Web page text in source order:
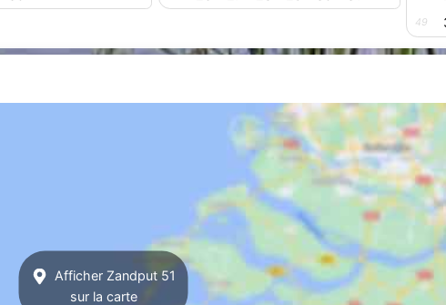
49
Afficher Zandput 51
sur la carte